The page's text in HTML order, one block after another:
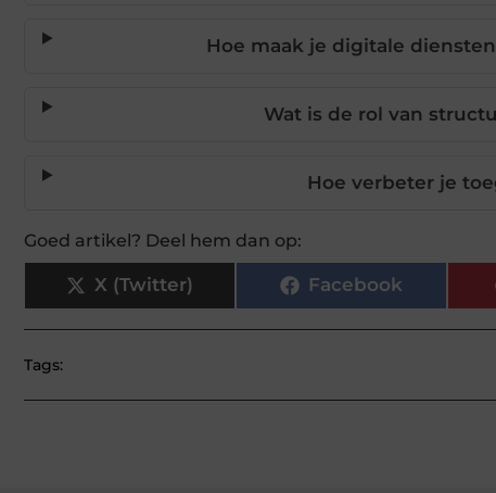
Hoe maak je digitale
Wat is de rol van
Hoe verbeter je
Goed artikel? Deel hem dan op:
X (Twitter) Facebook
Tags: